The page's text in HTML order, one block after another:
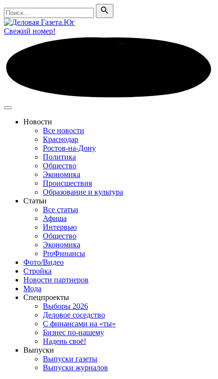
Поиск
Поиск
Свежий номер!
Новости
Все новости
Краснодар
Ростов-на-Дону
Политика
Общество
Экономика
Происшествия
Образование и культура
Статьи
Все статьи
Афиша
Интервью
Общество
Экономика
ProФинансы
Фото/Видео
Стройка
Новости партнеров
Мода
Спецпроекты
Выборы 2026
Деловое соседство
С финансами на «ты»
Бизнес по-нашему
Надень своё!
Выпуски
Выпуски газеты
Выпуски журналов